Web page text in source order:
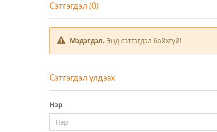
Сэтгэгдэл (0)
Мэдэгдэл. Энд сэтгэгдэл байхгүй!
Сэтгэгдэл үлдээх
Нэр